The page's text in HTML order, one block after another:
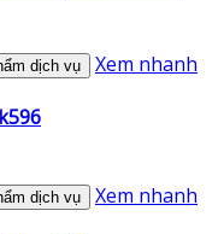
dịch vụ Xem nhanh
dịch vụ Xem nhanh